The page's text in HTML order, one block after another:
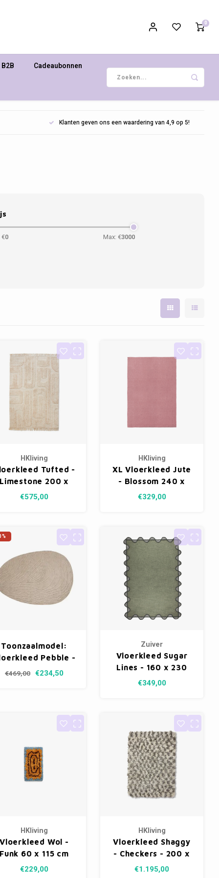
0
B2B Cadeaubonnen
Klanten geven ons een waardering van 4,9 op 5!
€0 Max: €3000
HKliving
Tufted -
200 x
300 cm
€575,00
HKliving
XL Vloerkleed Jute
- Blossom 240 x
340 cm
€329,00
Toonzaalmodel:
Pebble -
190 x 290 cm
€469,00 €234,50
Zuiver
Vloerkleed Sugar
Lines - 160 x 230
cm
€349,00
HKliving
Vloerkleed Wol -
Funk 60 x 115 cm
€229,00
HKliving
Vloerkleed Shaggy
- Checkers - 200 x
300 cm
€1.195,00